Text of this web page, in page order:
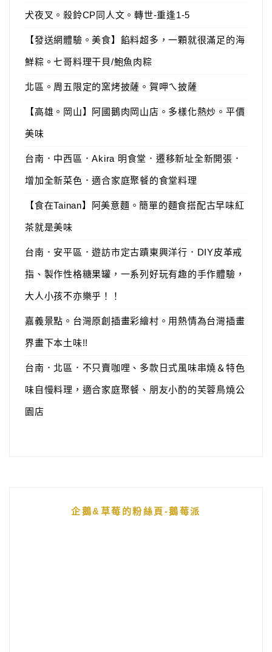
犬夜叉。殺鈴CP同人文。轉世-重逢1-5
【發送網體驗。美食】餡料超多，一顆就很滿足的海
鮮粽。七哥料理干貝/鮑魚肉粽
北區。周五限定的窯烤披薩。賀呷ㄟ披薩
【高雄。岡山】阿國鵝肉岡山店。多樣化熱炒。平價
美味
台南．中西區．Akira 明食堂．遷移新址全新開張．
增加全新菜色．適合家庭聚餐的食堂料理
【食在Tainan】阿美意麵。簡單的麵食搭配古早味紅
茶就是美味
台南．安平區．遊訪市定古蹟東興洋行．DIY皮革戒
指、製作性格糖果罐，一系列好玩有趣的手作體驗，
大人小孩不亦樂乎！！
嘉義景點。台灣原創插畫彩繪村。用熱情為台灣插畫
界畫下本土味!!
台南．北區．不只賣咖哩、多款日式風味串燒＆特色
味自慢料理，適合家庭聚餐、朋友小酌的芙蓉鳥燒公
園店
企鵝&草莓的粉絲頁-鵝莓派